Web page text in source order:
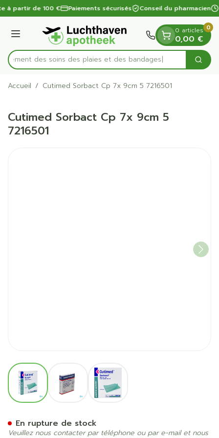
Aller au contenu
1 de 1
à partir de 100 € Paiements sécurisés Conseil du pharmacien
Menu
Rechercherdes soins des plaies et des bandages
0 articles
0,00 €
0
Accueil / Cutimed Sorbact Cp 7x 9cm 5 7216501
Cutimed Sorbact Cp 7x 9cm 5
7216501
View larger imageView larger imageView larger image
En rupture de stock
Veuillez nous contacter par téléphone ou par e-mail et nous